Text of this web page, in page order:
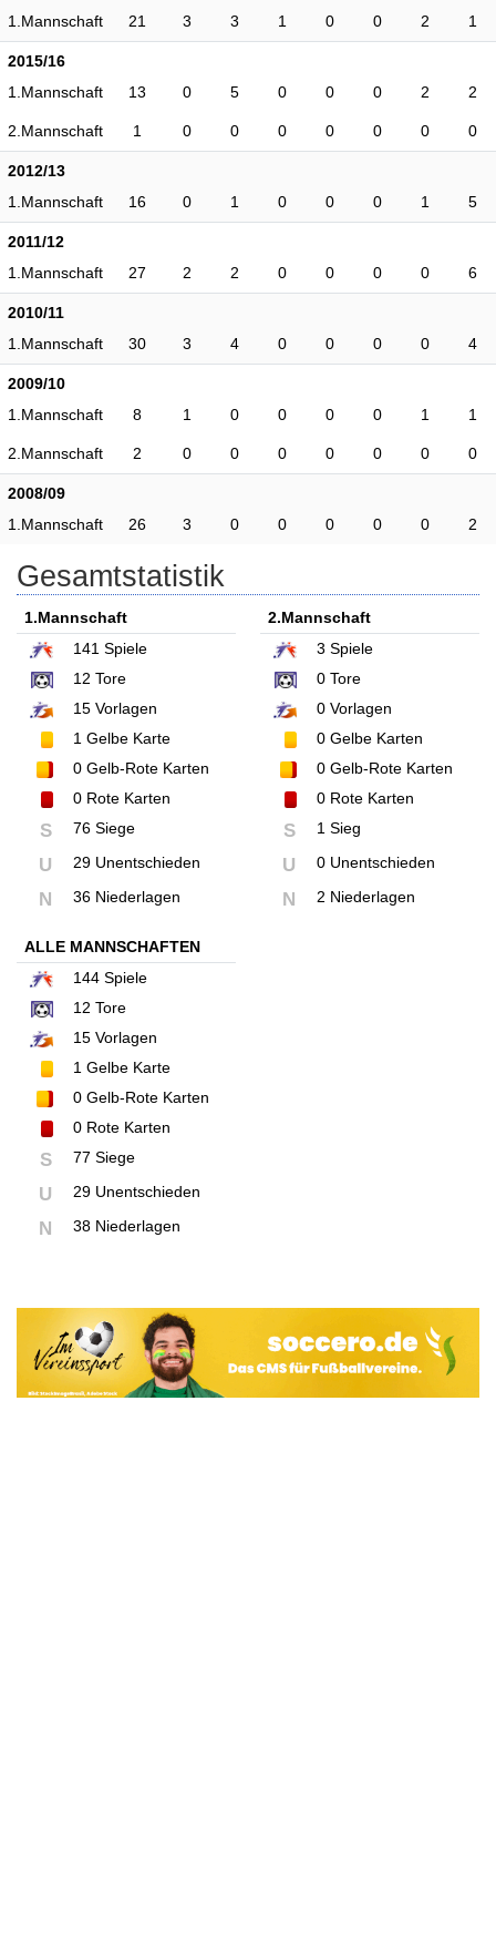
1.Mannschaft
21 3 3 1 0 0 2 1
2015/16
1.Mannschaft
13 0 5 0 0 0 2 2
2.Mannschaft 1 0 0 0 0 0 0 0
2012/13
1.Mannschaft
16 0 1 0 0 0 1 5
2011/12
1.Mannschaft
27 2 2 0 0 0 0 6
2010/11
1.Mannschaft
30 3 4 0 0 0 0 4
2009/10
1.Mannschaft
8 1 0 0 0 0 1 1
2.Mannschaft 2 0 0 0 0 0 0 0
2008/09
1.Mannschaft
26 3 0 0 0 0 0 2
Gesamtstatistik
1.Mannschaft
141 Spiele
12 Tore
15 Vorlagen
1 Gelbe Karte
0 Gelb-Rote Karten
0 Rote Karten
S 76 Siege
U 29 Unentschieden
N 36 Niederlagen
2.Mannschaft
3 Spiele
0Tore
0Vorlagen
0Gelbe Karten
0Gelb-Rote Karten
0Rote Karten
S 1 Sieg
U 0 Unentschieden
N 2 Niederlagen
ALLE MANNSCHAFTEN
144 Spiele
12 Tore
15 Vorlagen
1 Gelbe Karte
0 Gelb-Rote Karten
0 Rote Karten
S 77 Siege
U 29 Unentschieden
N 38 Niederlagen